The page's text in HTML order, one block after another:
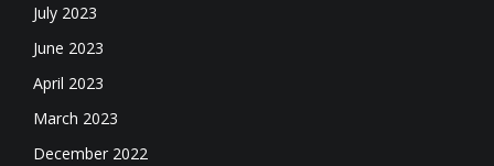
July 2023
June 2023
April 2023
March 2023
December 2022